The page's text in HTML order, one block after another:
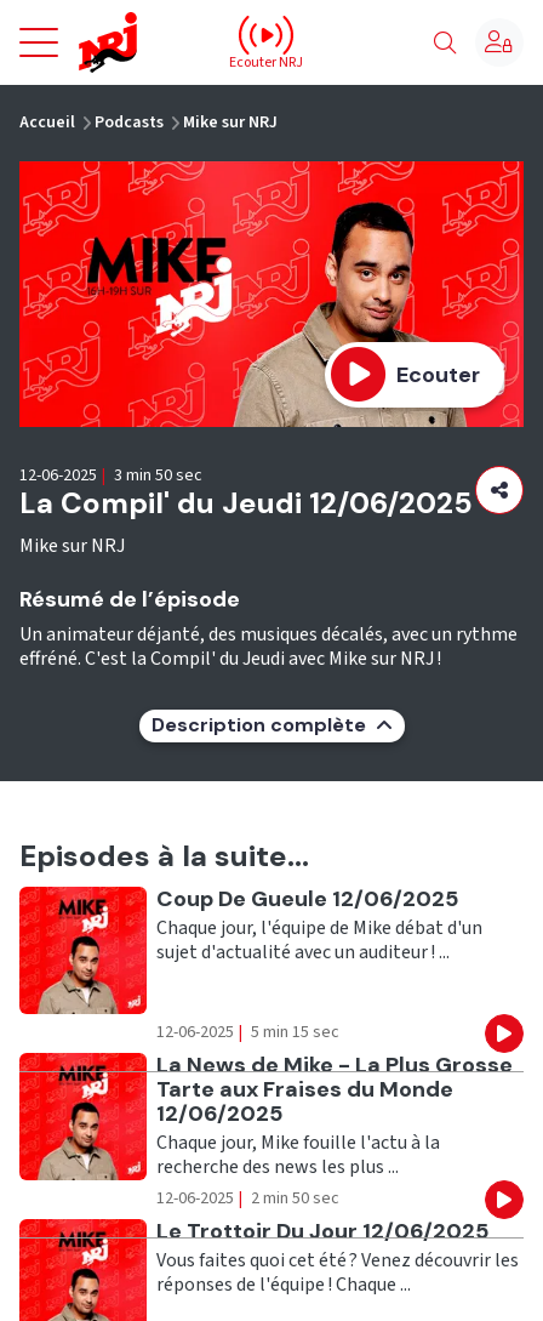
NRJ - Accueil
Ecouter NRJ
Accueil Podcasts Mike sur NRJ
Ecouter
La Compil' du Jeudi 12/06/2025
Mike sur NRJ
12-06-2025 | 3 min 50 sec
Résumé de l’épisode
Un animateur déjanté, des musiques décalés, avec un rythme
effréné. C'est la Compil' du Jeudi avec Mike sur NRJ !
Description complète
Episodes à la suite...
Ecouter
Coup De Gueule 12/06/2025
Chaque jour, l'équipe de Mike débat d'un
sujet d'actualité avec un auditeur ! ...
12-06-2025 | 5 min 15 sec
Ecouter
La News de Mike - La Plus Grosse
Tarte aux Fraises du Monde
12/06/2025
Chaque jour, Mike fouille l'actu à la
recherche des news les plus ...
12-06-2025 | 2 min 50 sec
Ecouter
Le Trottoir Du Jour 12/06/2025
Vous faites quoi cet été ? Venez découvrir les
réponses de l'équipe ! Chaque ...